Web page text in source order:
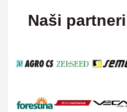
Naši partneri